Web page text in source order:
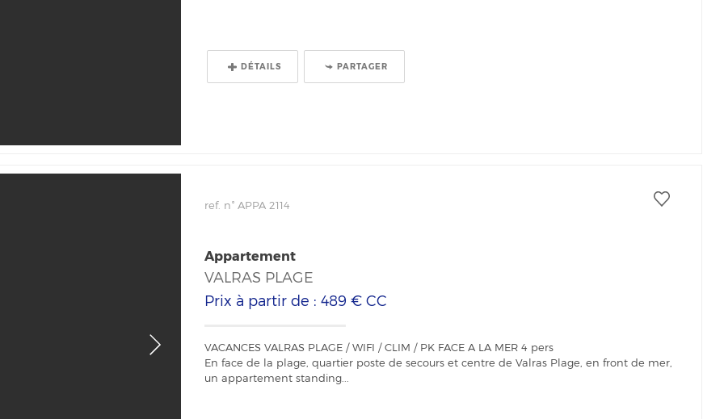
DÉTAILS PARTAGER
ref. n° APPA 2114
Appartement
VALRAS PLAGE
Prix à partir de : 489 €CC
VACANCES VALRAS PLAGE / WIFI / CLIM / PK FACE A LA MER 4 pers
En face de la plage, quartier poste de secours et centre de Valras Plage, en front de mer,
un appartement standing...